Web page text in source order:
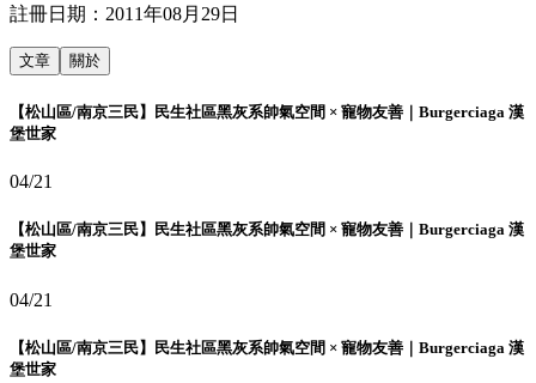
註冊日期： 2011年08月29日
文章 關於
【松山區/南京三民】民生社區黑灰系帥氣空間 × 寵物友善｜Burgerciaga 漢
堡世家
04/21
【松山區/南京三民】民生社區黑灰系帥氣空間 × 寵物友善｜Burgerciaga 漢
堡世家
04/21
【松山區/南京三民】民生社區黑灰系帥氣空間 × 寵物友善｜Burgerciaga 漢
堡世家